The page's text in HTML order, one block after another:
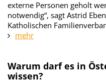
externe Personen geholt
notwendig“, sagt Astrid
Katholischen
mehr
Warum darf es in
wissen?